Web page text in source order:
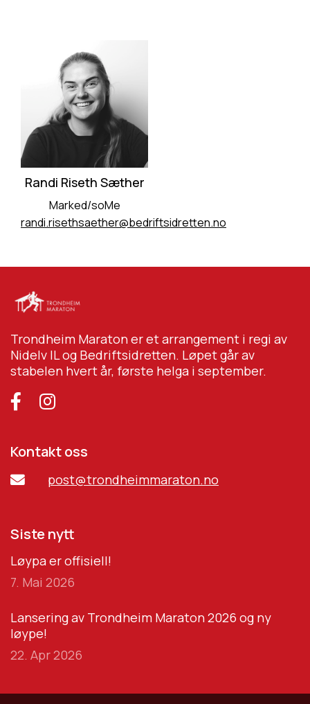
Randi Riseth Sæther
Marked/soMe
randi.risethsaether@bedriftsidretten.no
Trondheim Maraton er et arrangement i regi av
Nidelv IL og Bedriftsidretten. Løpet går av
stabelen hvert år, første helga i september.
Kontakt oss
post@trondheimmaraton.no
Siste nytt
Løypa er offisiell!
7. Mai 2026
Lansering av Trondheim Maraton 2026 og ny
løype!
22. Apr 2026